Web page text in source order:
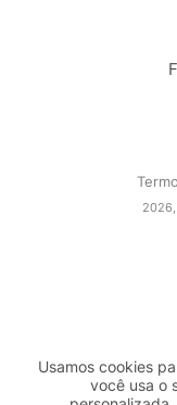
Usamos cookies
você usa o